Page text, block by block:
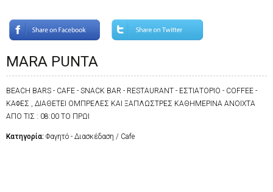
MARA PUNTA
BEACH BARS - CAFE - SNACK BAR - RESTAURANT - ΕΣΤΙΑΤΟΡΙΟ - COFFEE -
ΚΑΦΕΣ , ΔΙΑΘΕΤΕΙ ΟΜΠΡΕΛΕΣ ΚΑΙ ΞΑΠΛΩΣΤΡΕΣ ΚΑΘΗΜΕΡΙΝΑ ΑΝΟΙΧΤΑ
ΑΠΟ ΤΙΣ : 08:00 TO ΠΡΩΙ
Κατηγορία: Φαγητό - Διασκέδαση / Cafe